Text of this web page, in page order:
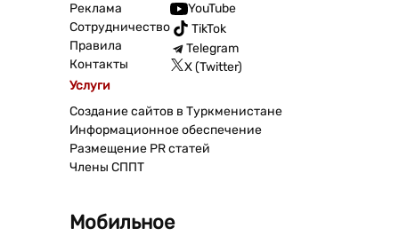
Реклама
Сотрудничество
Правила
Контакты
YouTube
TikTok
Telegram
X (Twitter)
Услуги
Создание сайтов в Туркменистане
Информационное обеспечение
Размещение PR статей
Члены СППТ
Мобильное